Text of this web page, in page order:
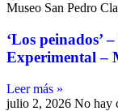
Museo San Pedro
‘Los peinados’
Experimental –
Leer más »
julio 2, 2026 No hay